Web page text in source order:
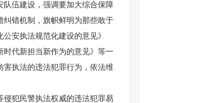
队伍建设，强调要加大综合保障
纠错机制，旗帜鲜明为那些敢于
安执法规范化建设的意见》
时代新担当新作为的意见》等一
执法的违法犯罪行为，依法维
犯民警执法权威的违法犯罪易